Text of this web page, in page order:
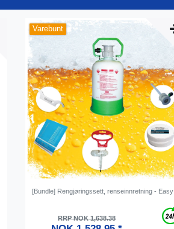
Varebunt
[Bundle] Rengjøringssett, renseinnretning - Easy
RRP NOK 1,638.38